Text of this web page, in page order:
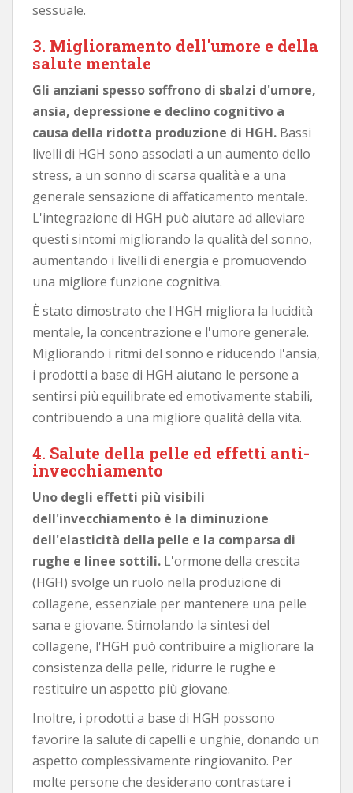
sessuale.
3. Miglioramento dell'umore e della
salute mentale
Gli anziani spesso soffrono di sbalzi d'umore,
ansia, depressione e declino cognitivo a
causa della ridotta produzione di HGH. Bassi
livelli di HGH sono associati a un aumento dello
stress, a un sonno di scarsa qualità e a una
generale sensazione di affaticamento mentale.
L'integrazione di HGH può aiutare ad alleviare
questi sintomi migliorando la qualità del sonno,
aumentando i livelli di energia e promuovendo
una migliore funzione cognitiva.
È stato dimostrato che l'HGH migliora la lucidità
mentale, la concentrazione e l'umore generale.
Migliorando i ritmi del sonno e riducendo l'ansia,
i prodotti a base di HGH aiutano le persone a
sentirsi più equilibrate ed emotivamente stabili,
contribuendo a una migliore qualità della vita.
4. Salute della pelle ed effetti anti-
invecchiamento
Uno degli effetti più visibili
dell'invecchiamento è la diminuzione
dell'elasticità della pelle e la comparsa di
rughe e linee sottili. L'ormone della crescita
(HGH) svolge un ruolo nella produzione di
collagene, essenziale per mantenere una pelle
sana e giovane. Stimolando la sintesi del
collagene, l'HGH può contribuire a migliorare la
consistenza della pelle, ridurre le rughe e
restituire un aspetto più giovane.
Inoltre, i prodotti a base di HGH possono
favorire la salute di capelli e unghie, donando un
aspetto complessivamente ringiovanito. Per
molte persone che desiderano contrastare i